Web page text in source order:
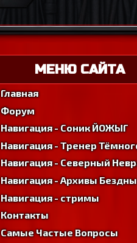
МЕНЮ САЙТА
Главная
Форум
Навигация - Соник ЙОЖЫГ
Навигация - Тренер
Навигация - Северный
Навигация - Архивы Бездны
Навигация - стримы
Контакты
Самые Частые Вопросы